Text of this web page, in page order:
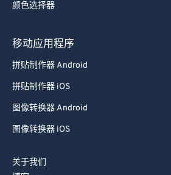
颜色选择器
移动应用程序
拼贴制作器 Android
拼贴制作器 iOS
图像转换器 Android
图像转换器 iOS
关于我们